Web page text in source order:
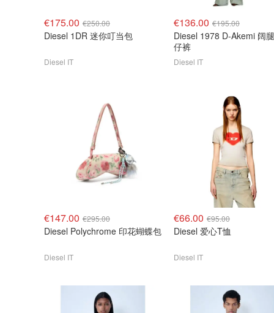
€175.00 €250.00
Diesel 1DR 迷你叮当包
Diesel IT
€136.00 €195.00
Diesel 1978 D-Akemi 阔
仔裤
Diesel IT
€147.00 €295.00
Diesel Polychrome 印花蝴蝶包
Diesel IT
€66.00 €95.00
Diesel 爱心T恤
Diesel IT